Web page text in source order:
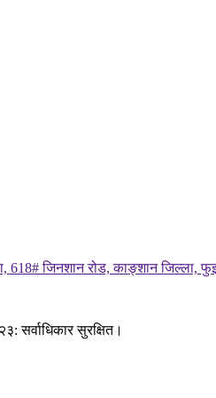
618# जिनशान रोड, काङ्शान जिल्ला,
सर्वाधिकार सुरक्षित।